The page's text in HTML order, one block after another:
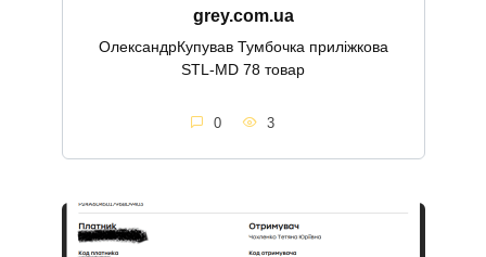
grey.com.ua
ОлександрКупував Тумбочка приліжкова
STL-MD 78 товар
0 3